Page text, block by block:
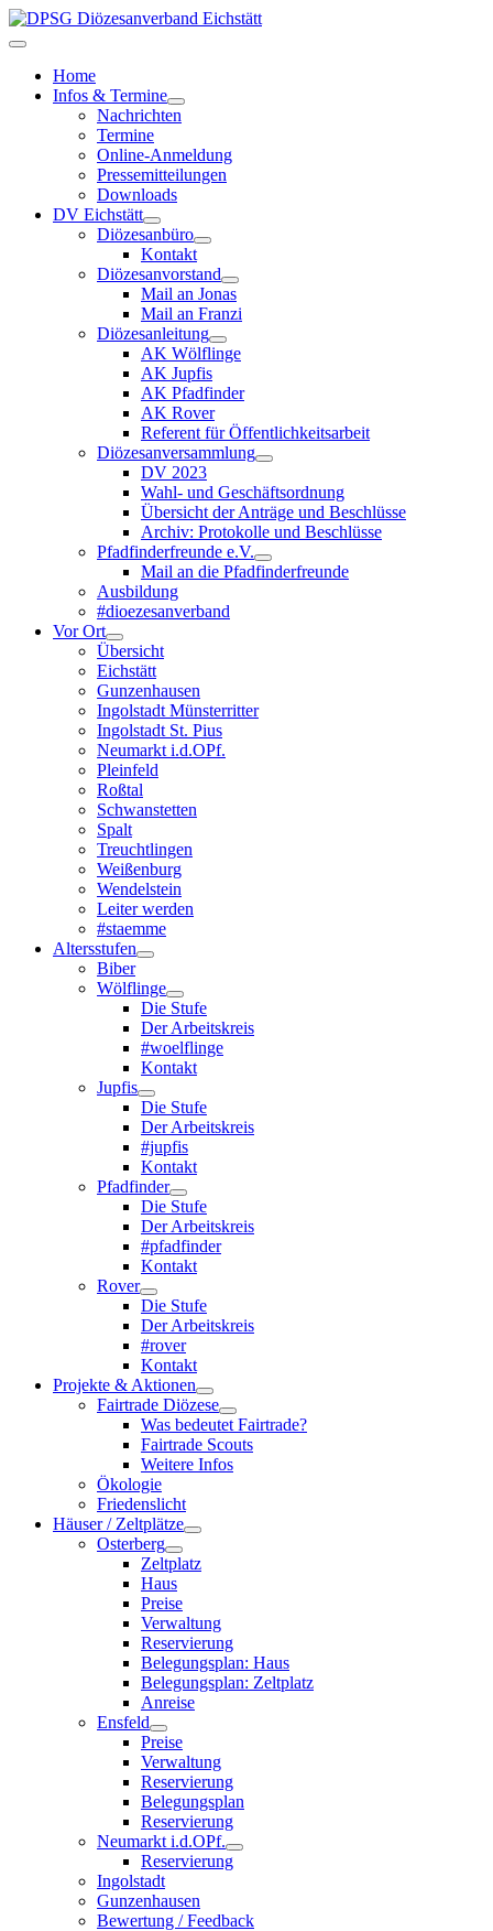
Home
Infos & Termine
Nachrichten
Termine
Online-Anmeldung
Pressemitteilungen
Downloads
DV Eichstätt
Diözesanbüro
Kontakt
Diözesanvorstand
Mail an Jonas
Mail an Franzi
Diözesanleitung
AK Wölflinge
AK Jupfis
AK Pfadfinder
AK Rover
Referent für Öffentlichkeitsarbeit
Diözesanversammlung
DV 2023
Wahl- und Geschäftsordnung
Übersicht der Anträge und Beschlüsse
Archiv: Protokolle und Beschlüsse
Pfadfinderfreunde e.V.
Mail an die Pfadfinderfreunde
Ausbildung
#dioezesanverband
Vor Ort
Übersicht
Eichstätt
Gunzenhausen
Ingolstadt Münsterritter
Ingolstadt St. Pius
Neumarkt i.d.OPf.
Pleinfeld
Roßtal
Schwanstetten
Spalt
Treuchtlingen
Weißenburg
Wendelstein
Leiter werden
#staemme
Altersstufen
Biber
Wölflinge
Die Stufe
Der Arbeitskreis
#woelflinge
Kontakt
Jupfis
Die Stufe
Der Arbeitskreis
#jupfis
Kontakt
Pfadfinder
Die Stufe
Der Arbeitskreis
#pfadfinder
Kontakt
Rover
Die Stufe
Der Arbeitskreis
#rover
Kontakt
Projekte & Aktionen
Fairtrade Diözese
Was bedeutet Fairtrade?
Fairtrade Scouts
Weitere Infos
Ökologie
Friedenslicht
Häuser / Zeltplätze
Osterberg
Zeltplatz
Haus
Preise
Verwaltung
Reservierung
Belegungsplan: Haus
Belegungsplan: Zeltplatz
Anreise
Ensfeld
Preise
Verwaltung
Reservierung
Belegungsplan
Reservierung
Neumarkt i.d.OPf.
Reservierung
Ingolstadt
Gunzenhausen
Bewertung / Feedback